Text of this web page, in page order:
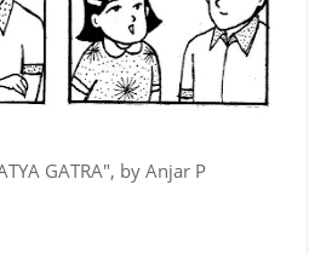
GATRA", by Anjar P